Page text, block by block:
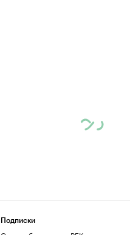
Подписки